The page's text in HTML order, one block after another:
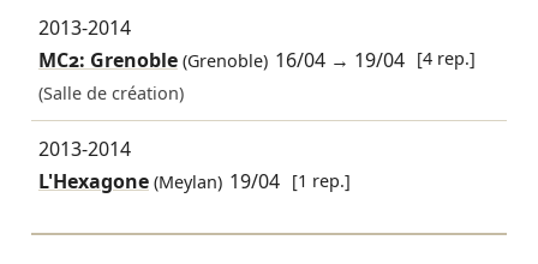
2013-2014
MC2: Grenoble(Grenoble) 16/04 → 19/04 [4 rep.]
(Salle de création)
2013-2014
L'Hexagone(Meylan) 19/04 [1 rep.]